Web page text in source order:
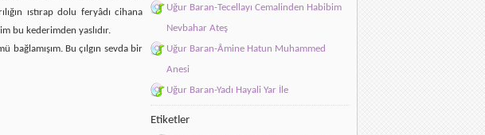
ıstırap dolu feryâdı cihana
bu kederimden yaslıdır.
bağlamışım. Bu çılgın sevda bir
Uğur Baran-Tecellayı Cemalinden Habibim
Nevbahar Ateş
Uğur Baran-Âmine Hatun Muhammed
Anesi
Uğur Baran-Yadı Hayali Yar İle
Etiketler